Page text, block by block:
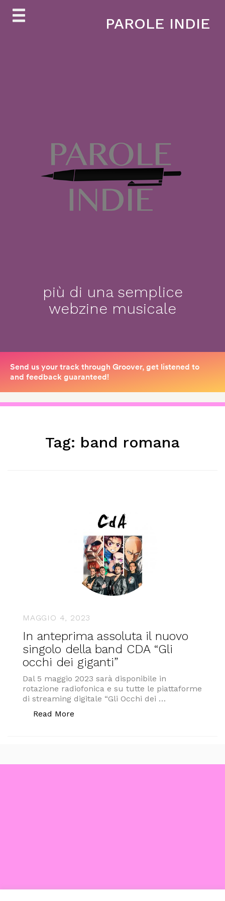
Skip
PAROLE INDIE
più di una semplice
webzine musicale
Tag: band romana
MAGGIO 4, 2023
In anteprima assoluta il nuovo
singolo della band CDA “Gli
occhi dei giganti”
Dal 5 maggio 2023 sarà disponibile in
rotazione radiofonica e su tutte le piattaforme
di streaming digitale “Gli Occhi dei …
Read More